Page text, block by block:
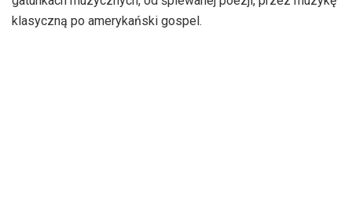
klasyczną po amerykański gospel.